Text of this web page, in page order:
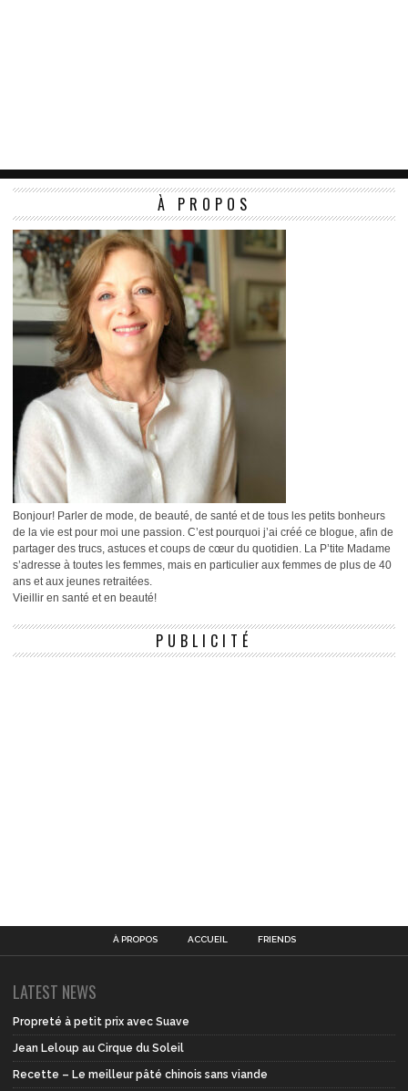
À PROPOS
Bonjour! Parler de mode, de beauté, de santé et de tous les petits bonheurs
de la vie est pour moi une passion. C’est pourquoi j’ai créé ce blogue, afin de
partager des trucs, astuces et coups de cœur du quotidien. La P’tite Madame
s’adresse à toutes les femmes, mais en particulier aux femmes de plus de 40
ans et aux jeunes retraitées.
Vieillir en santé et en beauté!
PUBLICITÉ
À PROPOS ACCUEIL FRIENDS
LATEST NEWS
Propreté à petit prix avec Suave
Jean Leloup au Cirque du Soleil
Recette – Le meilleur pâté chinois sans viande